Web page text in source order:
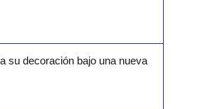
su decoración bajo una nueva